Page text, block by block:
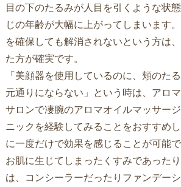
目の下のたるみが人目を引くような状
じの年齢が大幅に上がってしまいます
を確保しても解消されないという方は
た方が確実です。
「美顔器を使用しているのに、頬のた
元通りにならない」という時は、アロ
サロンで凄腕のアロマオイルマッサー
ニックを経験してみることをおすすめ
に一度だけで効果を感じることが可能で
お肌に生じてしまったくすみであった
は、コンシーラーだったりファンデー